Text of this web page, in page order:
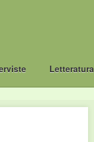
Letteratura